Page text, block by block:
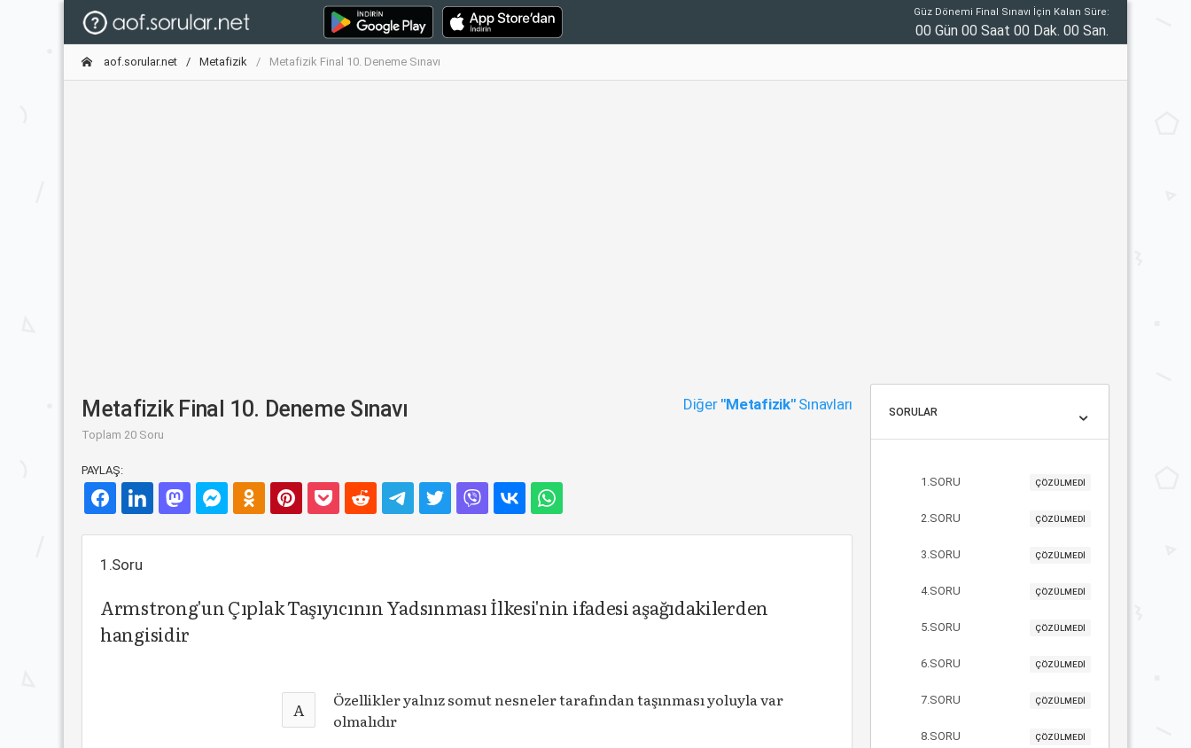
Güz Dönemi Final Sınavı İçin Kalan Süre:
00 Gün 00 Saat 00 Dak. 00 San.
aof.sorular.net Metafizik Metafizik Final 10. Deneme Sınavı
Metafizik Final 10. Deneme Sınavı
Toplam 20 Soru
Diğer "Metafizik"Sınavları
PAYLAŞ:
1.Soru
Armstrong'un Çıplak Taşıyıcının Yadsınması İlkesi'nin ifadesi aşağıdakilerden
hangisidir
A
Özellikler yalnız somut nesneler tarafından taşınması yoluyla var
olmalıdır
SORULAR
1.SORU ÇÖZÜLMEDİ
2.SORU ÇÖZÜLMEDİ
3.SORU ÇÖZÜLMEDİ
4.SORU ÇÖZÜLMEDİ
5.SORU ÇÖZÜLMEDİ
6.SORU ÇÖZÜLMEDİ
7.SORU ÇÖZÜLMEDİ
8.SORU ÇÖZÜLMEDİ